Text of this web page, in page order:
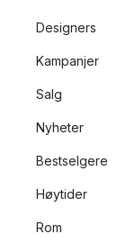
Designers
Kampanjer
Salg
Nyheter
Bestselgere
Høytider
Rom